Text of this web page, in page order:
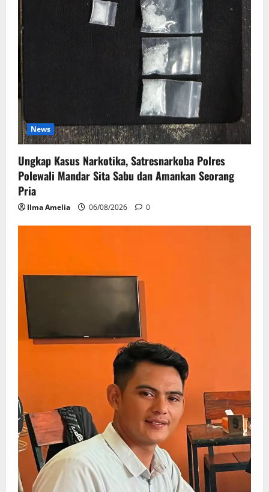
News
Ungkap Kasus Narkotika, Satresnarkoba Polres
Polewali Mandar Sita Sabu dan Amankan Seorang
Pria
Ilma Amelia 06/08/2026 0